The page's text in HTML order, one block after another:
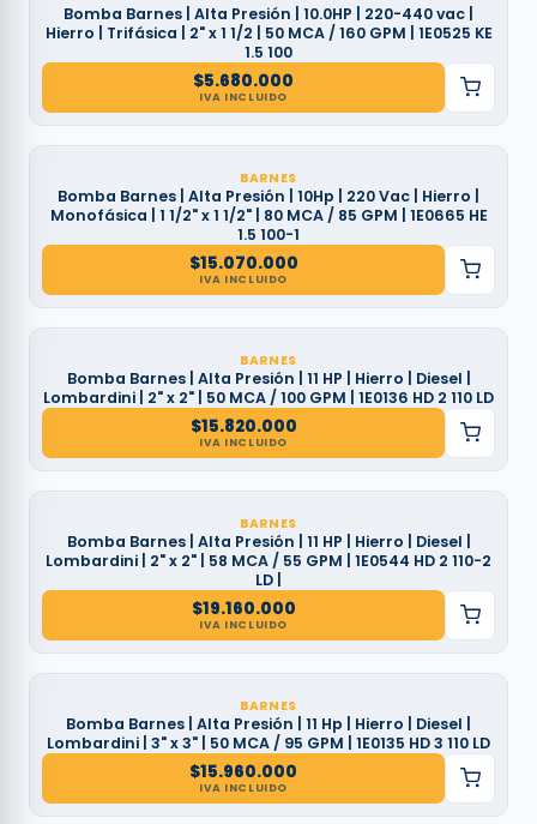
Bomba Barnes | Alta Presión | 10.0HP | 220-440 vac |
Hierro | Trifásica | 2" x 1 1/2 | 50 MCA / 160 GPM | 1E0525 KE
1.5 100
$5.680.000
IVA INCLUIDO
BARNES
Bomba Barnes | Alta Presión | 10Hp | 220 Vac | Hierro |
Monofásica | 1 1/2" x 1 1/2" | 80 MCA / 85 GPM | 1E0665 HE
1.5 100-1
$15.070.000
IVA INCLUIDO
BARNES
Bomba Barnes | Alta Presión | 11 HP | Hierro | Diesel |
Lombardini | 2" x 2" | 50 MCA / 100 GPM | 1E0136 HD 2 110 LD
$15.820.000
IVA INCLUIDO
BARNES
Bomba Barnes | Alta Presión | 11 HP | Hierro | Diesel |
Lombardini | 2" x 2" | 58 MCA / 55 GPM | 1E0544 HD 2 110-2
LD |
$19.160.000
IVA INCLUIDO
BARNES
Bomba Barnes | Alta Presión | 11 Hp | Hierro | Diesel |
Lombardini | 3" x 3" | 50 MCA / 95 GPM | 1E0135 HD 3 110 LD
$15.960.000
IVA INCLUIDO